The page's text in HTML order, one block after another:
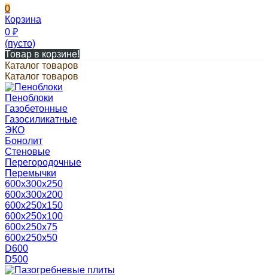
0
Корзина
0 ₽
(пусто)
Товар в корзине!
Каталог товаров
Каталог товаров
Пеноблоки
Газобетонные
Газосиликатные
ЭКО
Бонолит
Стеновые
Перегородочные
Перемычки
600х300х250
600х300х200
600х250х150
600х250х100
600х250х75
600х250х50
D600
D500